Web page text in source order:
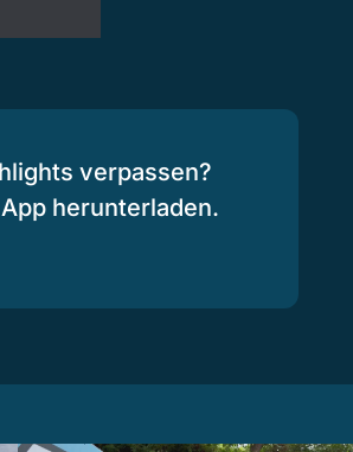
verpassen?
herunterladen.